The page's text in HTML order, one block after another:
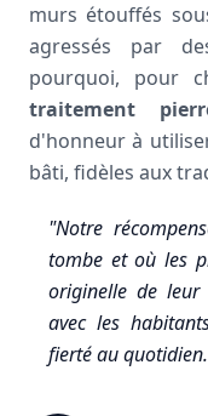
murs étouffés
agressés par
pourquoi, pour
traitement
d'honneur à
bâti, fidèles aux
"Notre
tombe et où les
originelle de leur
avec les
fierté au